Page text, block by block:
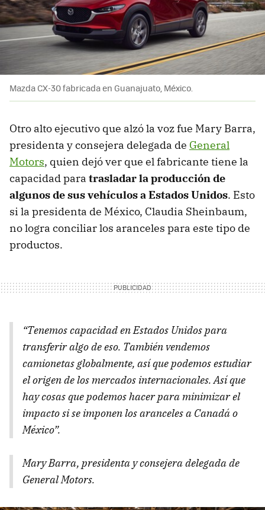
Mazda CX-30 fabricada en Guanajuato, México.
Otro alto ejecutivo que alzó la voz fue Mary Barra,
presidenta y consejera delegada de General
Motors, quien dejó ver que el fabricante tiene la
capacidad para trasladar la producción de
algunos de sus vehículos a Estados Unidos. Esto
si la presidenta de México, Claudia Sheinbaum,
no logra conciliar los aranceles para este tipo de
productos.
“Tenemos capacidad en Estados Unidos para
transferir algo de eso. También vendemos
camionetas globalmente, así que podemos estudiar
el origen de los mercados internacionales. Así que
hay cosas que podemos hacer para minimizar el
impacto si se imponen los aranceles a Canadá o
México”.
Mary Barra, presidenta y consejera delegada de
General Motors.